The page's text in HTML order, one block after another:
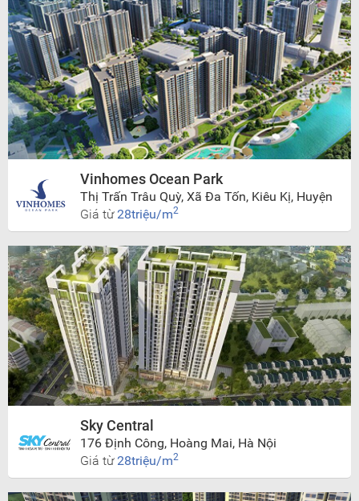
Vinhomes Ocean Park
Thị Trấn Trâu Quỳ, Xã Đa Tốn, Kiêu Kị, Huyện
Gia Lâm, Hà Nội
Giá từ 28triệu/m2
Sky Central
176 Định Công, Hoàng Mai, Hà Nội
Giá từ 28triệu/m2